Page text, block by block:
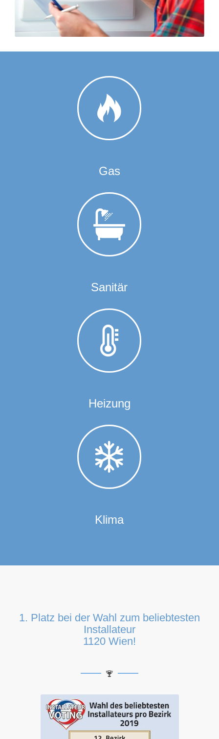
Gas
Sanitär
Heizung
Klima
1. Platz bei der Wahl zum beliebtesten
Installateur
1120 Wien!